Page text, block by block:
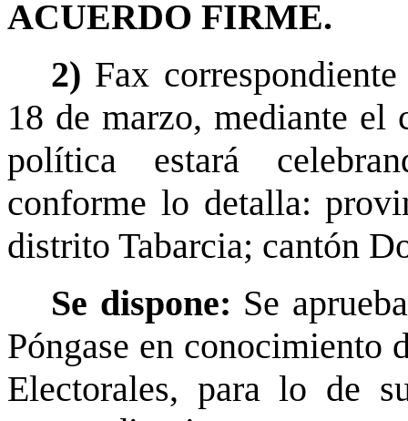
ACUERDO FIRME.
2) Fax
18 de marzo, mediante el
política estará
conforme lo detalla:
distrito Tabarcia; cantón
Se dispone: Se
Póngase en conocimiento
Electorales, para lo de